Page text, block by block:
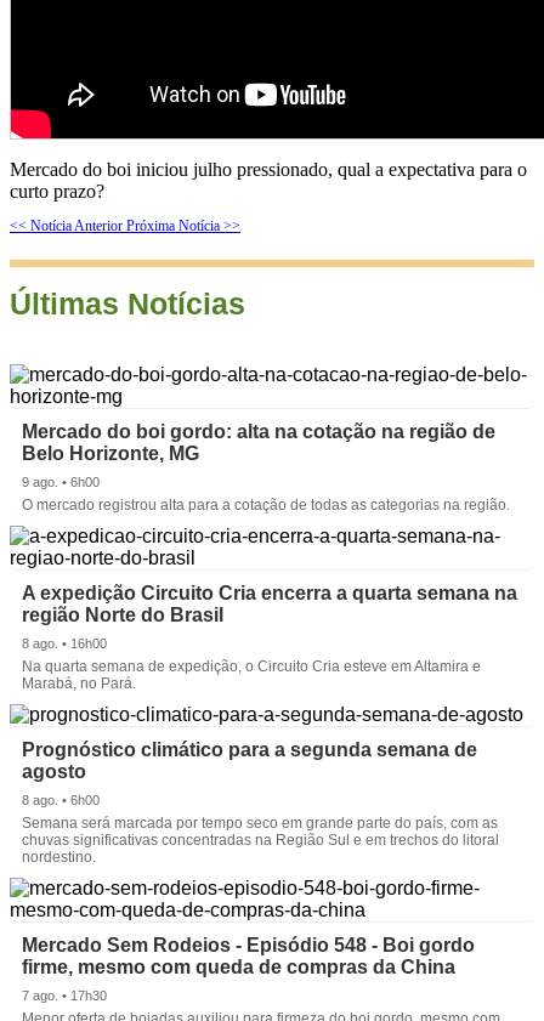
Mercado do boi iniciou julho pressionado, qual a expectativa para o
curto prazo?
<< Notícia Anterior Próxima Notícia >>
Últimas Notícias
Mercado do boi gordo: alta na cotação na região de
Belo Horizonte, MG
9 ago. • 6h00
O mercado registrou alta para a cotação de todas as categorias na região.
A expedição Circuito Cria encerra a quarta semana na
região Norte do Brasil
8 ago. • 16h00
Na quarta semana de expedição, o Circuito Cria esteve em Altamira e
Marabá, no Pará.
Prognóstico climático para a segunda semana de
agosto
8 ago. • 6h00
Semana será marcada por tempo seco em grande parte do país, com as
chuvas significativas concentradas na Região Sul e em trechos do litoral
nordestino.
Mercado Sem Rodeios - Episódio 548 - Boi gordo
firme, mesmo com queda de compras da China
7 ago. • 17h30